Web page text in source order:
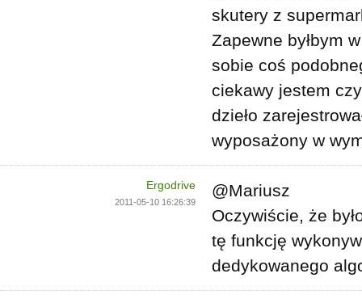
skutery z
Zapewne byłbym
sobie coś
ciekawy jestem
dzieło
wyposażony w
Ergodrive
2011-05-10 16:26:39
@Mariusz
Oczywiście, że
tę funkcję
dedykowanego